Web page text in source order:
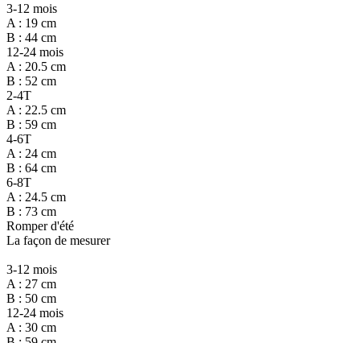
3-12 mois
A : 19 cm
B : 44 cm
12-24 mois
A : 20.5 cm
B : 52 cm
2-4T
A : 22.5 cm
B : 59 cm
4-6T
A : 24 cm
B : 64 cm
6-8T
A : 24.5 cm
B : 73 cm
Romper d'été
La façon de mesurer
3-12 mois
A : 27 cm
B : 50 cm
12-24 mois
A : 30 cm